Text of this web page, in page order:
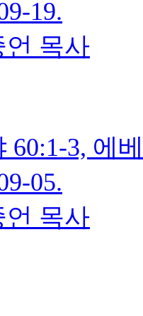
19.
언 목사
60:1-3, 에
05.
언 목사